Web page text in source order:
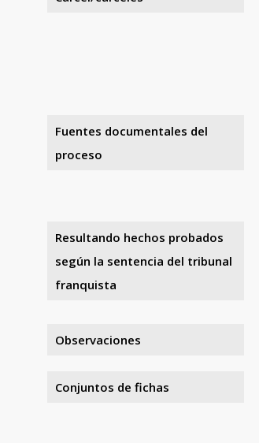
Fuentes documentales del
proceso
Resultando hechos probados
según la sentencia del tribunal
franquista
Observaciones
Conjuntos de fichas